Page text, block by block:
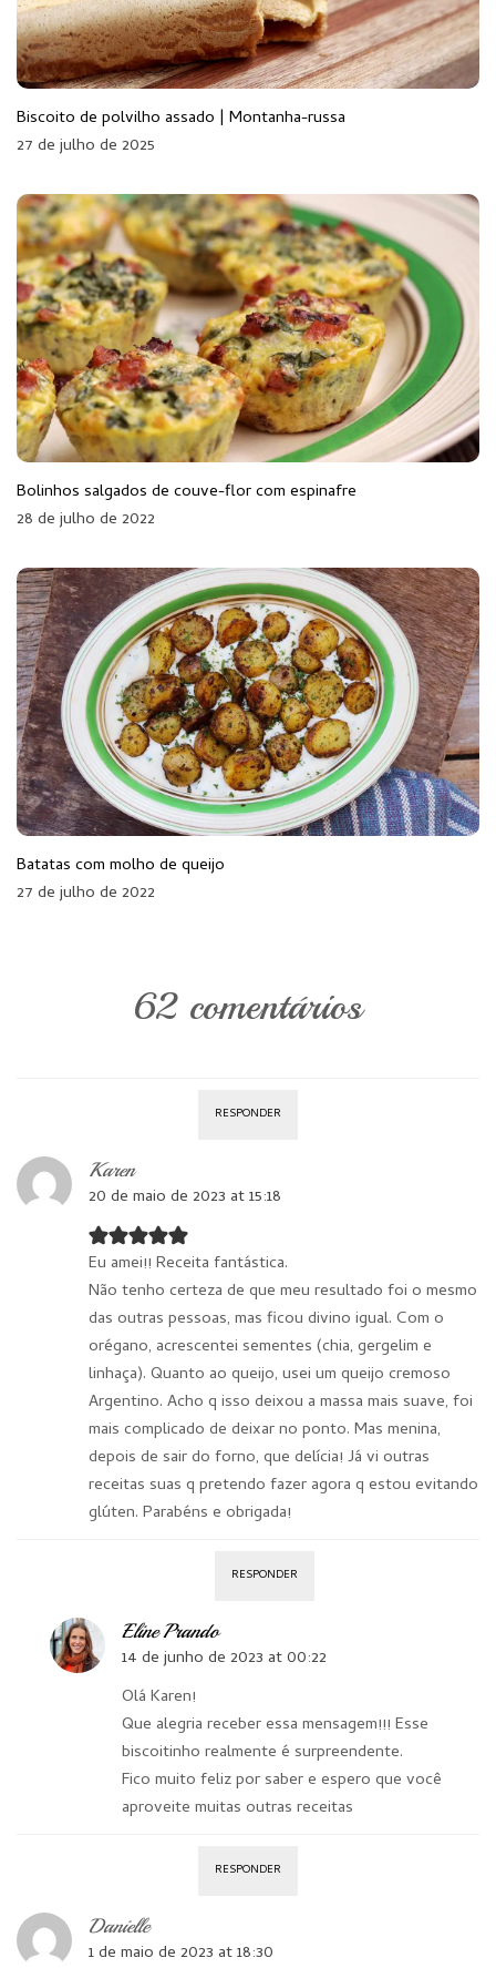
Biscoito de polvilho assado | Montanha-russa
27 de julho de 2025
Bolinhos salgados de couve-flor com espinafre
28 de julho de 2022
Batatas com molho de queijo
27 de julho de 2022
62 comentários
RESPONDER
Karen
20 de maio de 2023 at 15:18
Eu amei!! Receita fantástica.
Não tenho certeza de que meu resultado foi o mesmo
das outras pessoas, mas ficou divino igual. Com o
orégano, acrescentei sementes (chia, gergelim e
linhaça). Quanto ao queijo, usei um queijo cremoso
Argentino. Acho q isso deixou a massa mais suave, foi
mais complicado de deixar no ponto. Mas menina,
depois de sair do forno, que delícia! Já vi outras
receitas suas q pretendo fazer agora q estou evitando
glúten. Parabéns e obrigada!
RESPONDER
Eline Prando
14 de junho de 2023 at 00:22
Olá Karen!
Que alegria receber essa mensagem!!! Esse
biscoitinho realmente é surpreendente.
Fico muito feliz por saber e espero que você
aproveite muitas outras receitas
RESPONDER
Danielle
1 de maio de 2023 at 18:30